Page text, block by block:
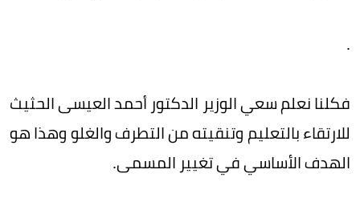
.
فكلنا نعلم سعي الوزير الدكتور أحمد العيسى الحثيث
للارتقاء بالتعليم وتنقيته من التطرف والغلو وهذا هو
الهدف الأساسي في تغيير المسمى.